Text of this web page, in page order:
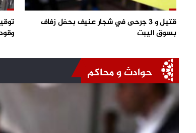
قتيل و 3 جرحى في شجار عنيف بحفل زفاف
بسوق اليبت
حوادث و محاكم